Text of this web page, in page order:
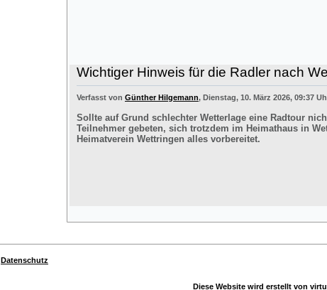
Wichtiger Hinweis für die Radler nach
Verfasst von Günther Hilgemann, Dienstag, 10. März 2026, 09:37
Sollte auf Grund schlechter Wetterlage eine Radtour
Teilnehmer gebeten, sich trotzdem im Heimathaus in
Heimatverein Wettringen alles vorbereitet.
Datenschutz
Diese Website wird erstellt von